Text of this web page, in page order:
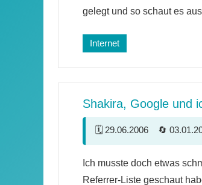
gelegt und so schaut es
Internet
Shakira, Google und
29.06.2006
Kommentare
Ich musste doch etwas
Referrer-Liste geschaut